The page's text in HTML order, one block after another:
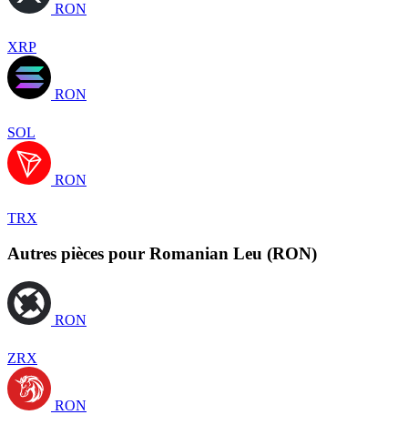
RON
XRP
RON
SOL
RON
TRX
Autres pièces pour Romanian Leu (RON)
RON
ZRX
RON